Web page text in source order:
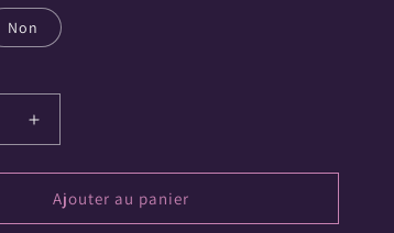
Non
Augmenter
la
quantité
de
L’enfant
Ajouter au panier